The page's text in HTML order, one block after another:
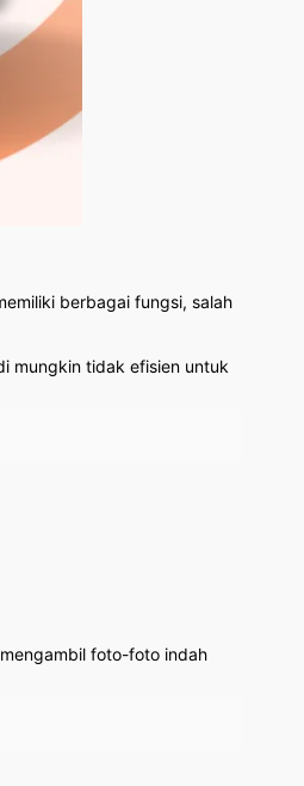
berbagai fungsi, salah
mungkin tidak efisien untuk
foto-foto indah